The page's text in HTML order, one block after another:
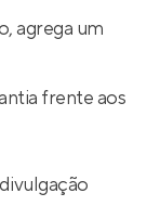
agrega um
frente aos